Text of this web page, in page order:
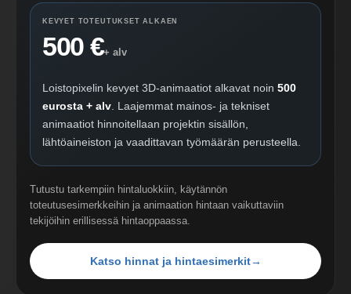
KEVYET TOTEUTUKSET ALKAEN
500 €+ alv
Loistopixelin kevyet 3D-animaatiot alkavat noin 500
eurosta + alv. Laajemmat mainos- ja tekniset
animaatiot hinnoitellaan projektin sisällön,
lähtöaineiston ja vaadittavan työmäärän perusteella.
Tutustu tarkempiin hintaluokkiin, käytännön
toteutusesimerkkeihin ja animaation hintaan vaikuttaviin
tekijöihin erillisessä hintaoppaassa.
Katso hinnat ja hintaesimerkit→